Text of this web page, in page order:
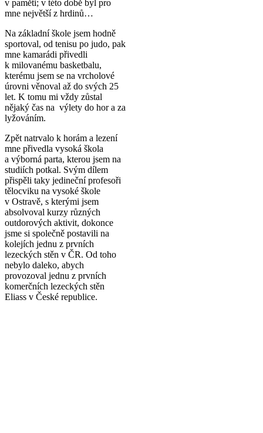
v paměti; v této době byl pro
mne největší z hrdinů…
Na základní škole jsem hodně
sportoval, od tenisu po judo, pak
mne kamarádi přivedli
k milovanému basketbalu,
kterému jsem se na vrcholové
úrovni věnoval až do svých 25
let. K tomu mi vždy zůstal
nějaký čas na výlety do hor a za
lyžováním.
Zpět natrvalo k horám a lezení
mne přivedla vysoká škola
a výborná parta, kterou jsem na
studiích potkal. Svým dílem
přispěli taky jedineční profesoři
tělocviku na vysoké škole
v Ostravě, s kterými jsem
absolvoval kurzy různých
outdorových aktivit, dokonce
jsme si společně postavili na
kolejích jednu z prvních
lezeckých stěn v ČR. Od toho
nebylo daleko, abych
provozoval jednu z prvních
komerčních lezeckých stěn
Eliass v České republice.